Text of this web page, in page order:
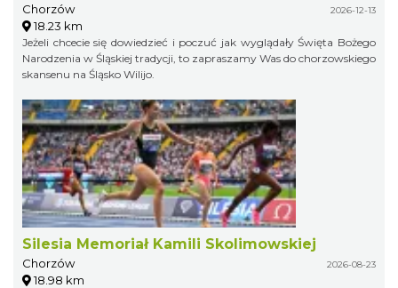
Chorzów 2026-12-13
18.23 km
Jeżeli chcecie się dowiedzieć i poczuć jak wyglądały Święta Bożego
Narodzenia w Śląskiej tradycji, to zapraszamy Was do chorzowskiego
skansenu na Śląsko Wilijo.
Silesia Memoriał Kamili Skolimowskiej
Chorzów 2026-08-23
18.98 km